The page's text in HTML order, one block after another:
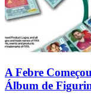
A Febre
Álbum de